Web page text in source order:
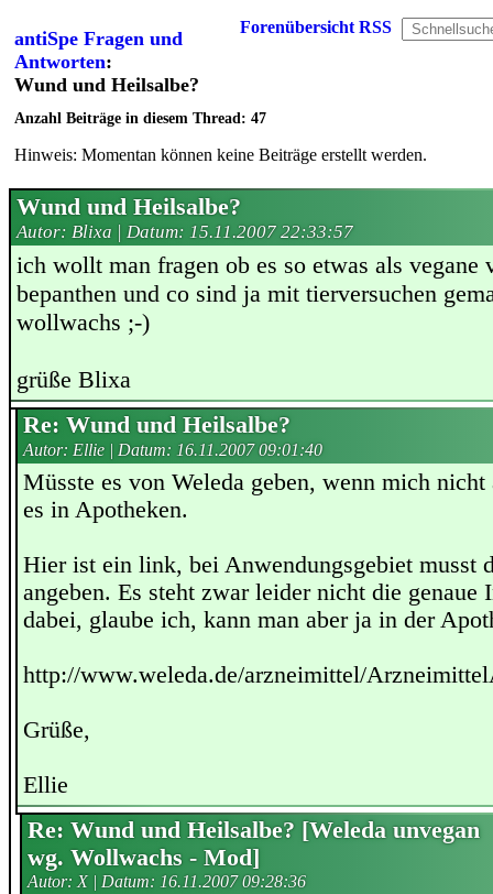
Forenübersicht RSS
antiSpe Fragen und
Antworten:
Wund und Heilsalbe?
Anzahl Beiträge in diesem Thread: 47
Hinweis: Momentan können keine Beiträge erstellt werden.
Wund und Heilsalbe?
Autor: Blixa | Datum: 15.11.2007 22:33:57
ich wollt man fragen ob es so etwas als vegane
bepanthen und co sind ja mit tierversuchen
wollwachs ;-)
grüße Blixa
Re: Wund und Heilsalbe?
Autor: Ellie | Datum: 16.11.2007 09:01:40
Müsste es von Weleda geben, wenn mich
es in Apotheken.
Hier ist ein link, bei Anwendungsgebiet musst
angeben. Es steht zwar leider nicht die genaue
dabei, glaube ich, kann man aber ja in der
http://www.weleda.de/arzneimittel/
Grüße,
Ellie
Re: Wund und Heilsalbe? [Weleda unvegan
wg. Wollwachs - Mod]
Autor: X | Datum: 16.11.2007 09:28:36